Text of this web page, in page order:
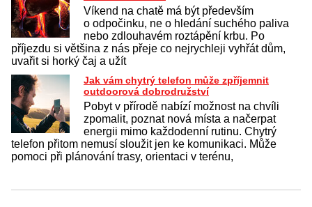
Víkend na chatě má být především
o odpočinku, ne o hledání suchého paliva
nebo zdlouhavém roztápění krbu. Po
příjezdu si většina z nás přeje co nejrychleji vyhřát dům,
uvařit si horký čaj a užít
Jak vám chytrý telefon může zpříjemnit
outdoorová dobrodružství
Pobyt v přírodě nabízí možnost na chvíli
zpomalit, poznat nová místa a načerpat
energii mimo každodenní rutinu. Chytrý
telefon přitom nemusí sloužit jen ke komunikaci. Může
pomoci při plánování trasy, orientaci v terénu,